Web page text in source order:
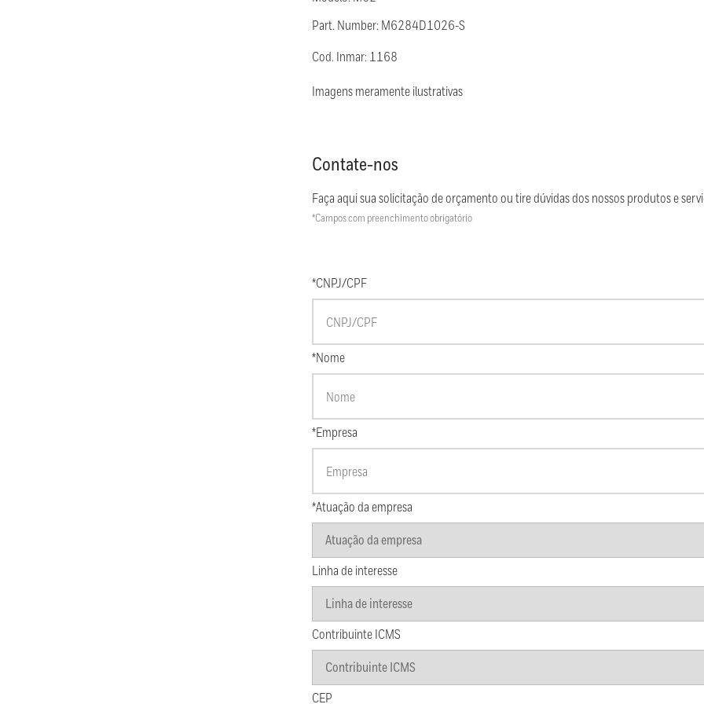
Part. Number: M6284D1026-S
Cod. Inmar: 1168
Imagens meramente ilustrativas
Contate-nos
Faça aqui sua solicitação de orçamento ou tire dúvidas dos nossos produtos e
*Campos com preenchimento obrigatório
*CNPJ/CPF
*Nome
*Empresa
*Atuação da empresa
Linha de interesse
Contribuinte ICMS
CEP